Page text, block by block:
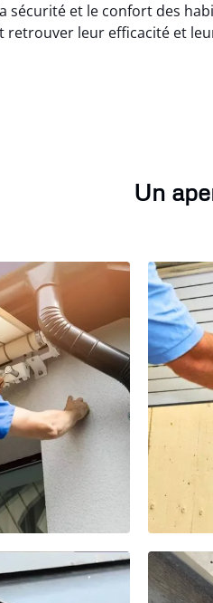
sécurité et le confort des
retrouver leur efficacité et
Un